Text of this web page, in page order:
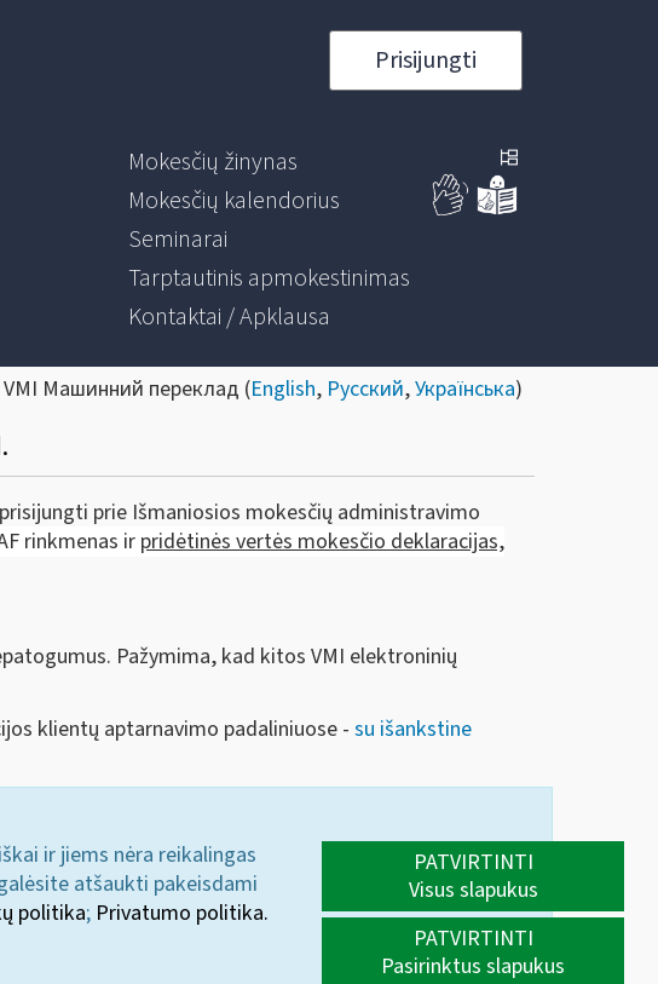
Prisijungti
Mokesčių žinynas
Mokesčių kalendorius
Seminarai
Tarptautinis apmokestinimas
Kontaktai / Apklausa
Машинний переклад (English, Русский,Українська)
prie Išmaniosios mokesčių administravimo
rinkmenas ir pridėtinės vertės mokesčiodeklaracijas,
Pažymima, kad kitos VMI elektroninių
klientų aptarnavimo padaliniuose -su išankstine
ir jiems nėra reikalingas
atšaukti pakeisdami
politika; Privatumo politika.
PATVIRTINTI
Visus slapukus
PATVIRTINTI
Pasirinktus slapukus